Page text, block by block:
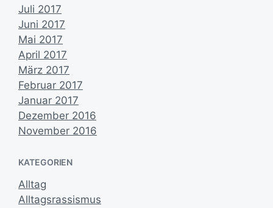
Juli 2017
Juni 2017
Mai 2017
April 2017
März 2017
Februar 2017
Januar 2017
Dezember 2016
November 2016
KATEGORIEN
Alltag
Alltagsrassismus